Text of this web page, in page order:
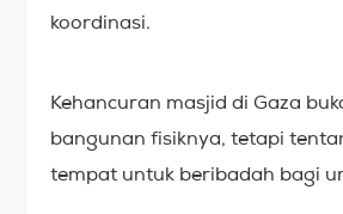
koordinasi.
Kehancuran masjid di Gaza
bangunan fisiknya, tetapi
tempat untuk beribadah bagi